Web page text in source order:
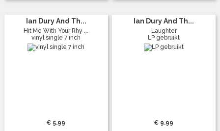
Ian Dury And Th...
Hit Me With Your Rhy ...
vinyl single 7 inch
€ 5.99
Ian Dury And Th...
Laughter
LP gebruikt
€ 9.99